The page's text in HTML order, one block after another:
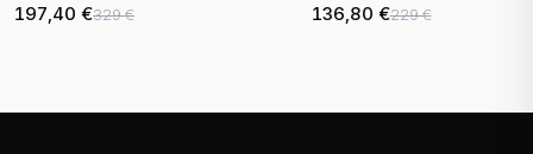
197,40 €329 € 136,80 €229 €